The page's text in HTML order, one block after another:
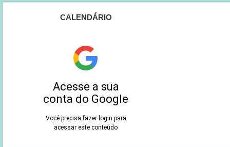
CALENDÁRIO